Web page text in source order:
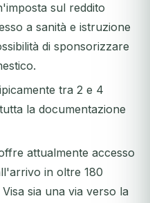
sul reddito
a sanità e istruzione
di sponsorizzare
tra 2 e 4
la documentazione
attualmente accesso
in oltre 180
sia una via verso la